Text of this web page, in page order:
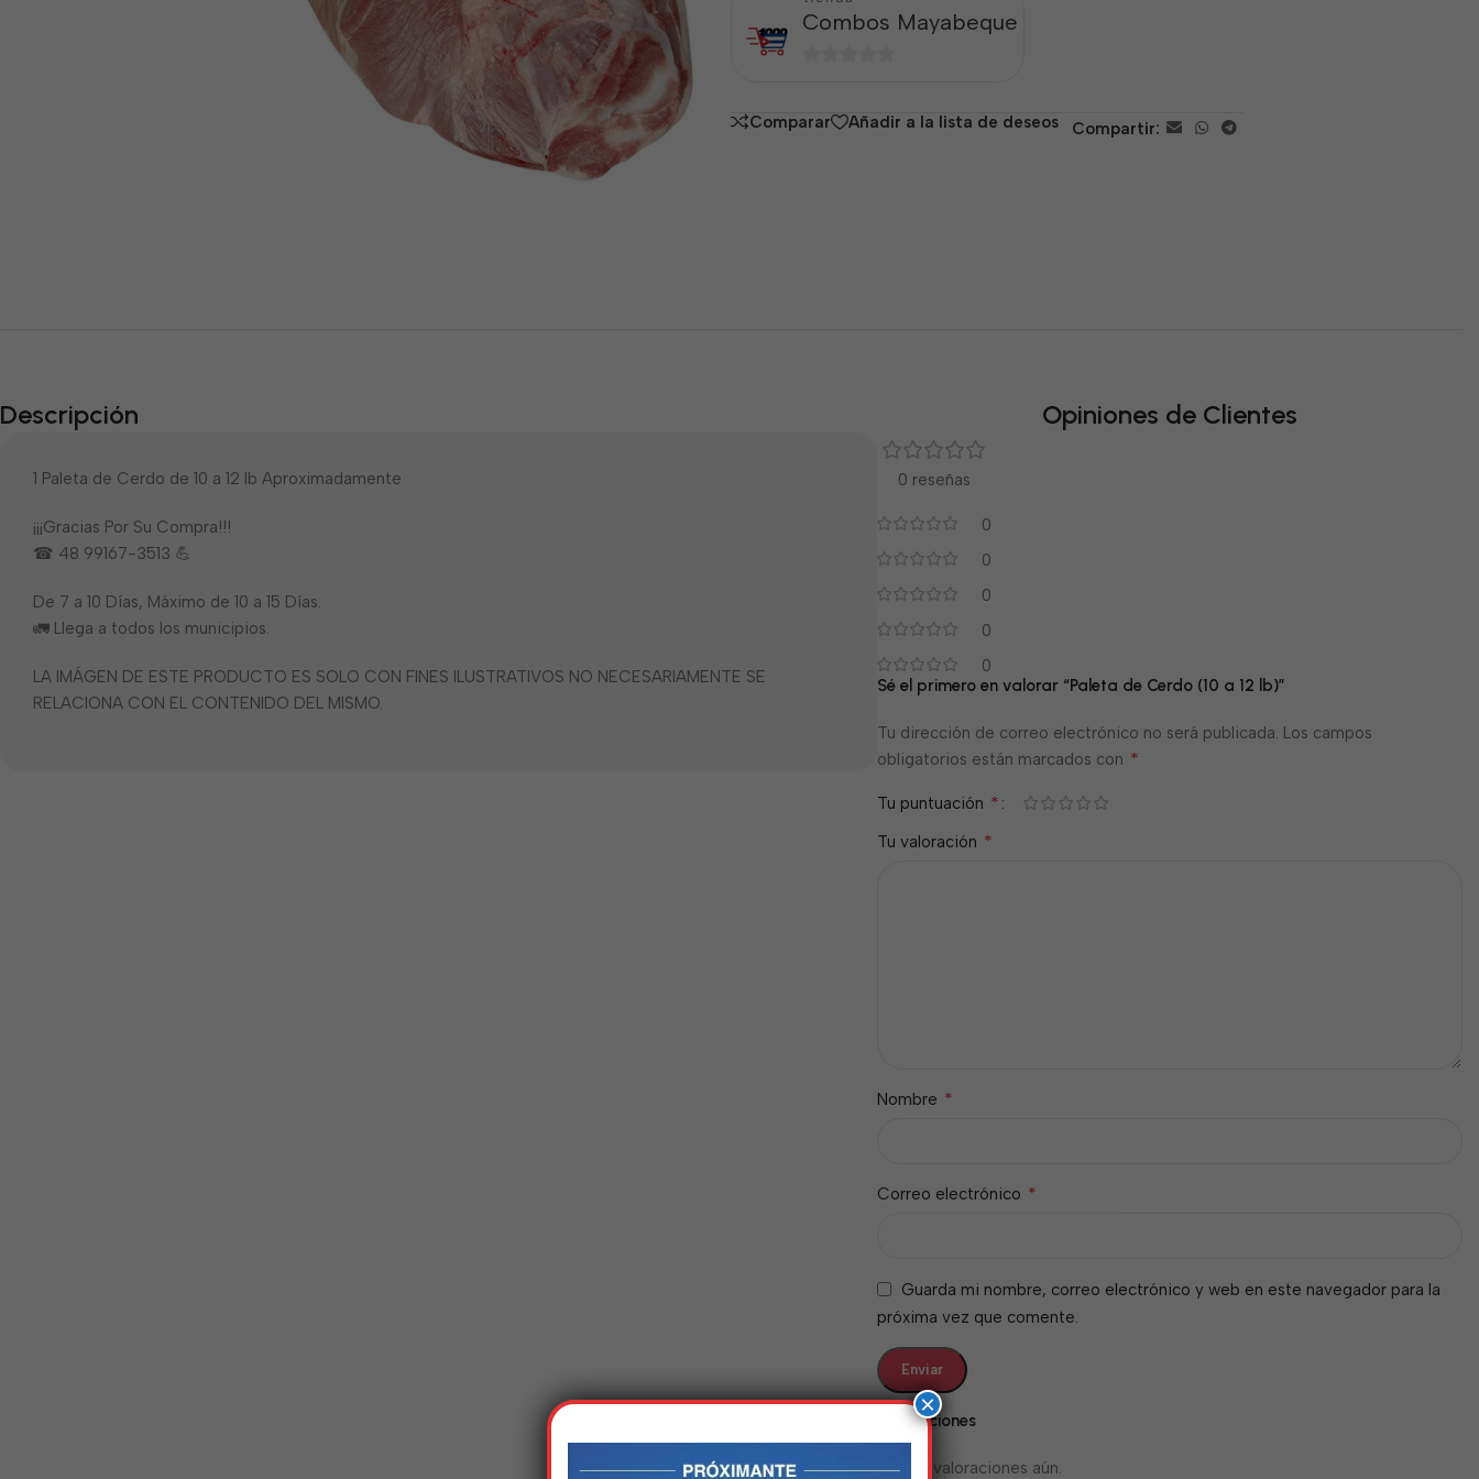
Combos Mayabeque
5
Comparar Añadir a la lista de deseos Compartir:
Descripción
1 Paleta de Cerdo de 10 a 12 lb Aproximadamente
¡¡¡Gracias Por Su Compra!!!
☎ 48 99167-3513 💪
De 7 a 10 Días, Máximo de 10 a 15 Días.
🚛 Llega a todos los municipios.
LA IMÁGEN DE ESTE PRODUCTO ES SOLO CON FINES ILUSTRATIVOS NO NECESARIAMENTE SE
RELACIONA CON EL CONTENIDO DEL MISMO.
Opiniones de Clientes
0 reseñas
0
0
0
0
0
Valoraciones
No hay valoraciones aún.
Sé el primero en valorar “Paleta de Cerdo (10 a 12 lb)”
Tu dirección de correo electrónico no será publicada. Los campos
obligatorios están marcados con *
Tu puntuación *
Tu valoración *
Nombre *
Correo electrónico *
Guarda mi nombre, correo electrónico y web en este navegador para la
próxima vez que comente.
×